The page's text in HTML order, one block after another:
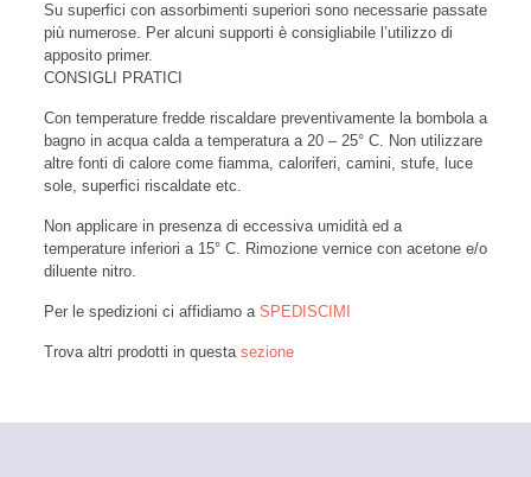
Su superfici con assorbimenti superiori sono necessarie passate
più numerose. Per alcuni supporti è consigliabile l’utilizzo di
apposito primer.
CONSIGLI PRATICI
Con temperature fredde riscaldare preventivamente la bombola a
bagno in acqua calda a temperatura a 20 – 25° C. Non utilizzare
altre fonti di calore come fiamma, caloriferi, camini, stufe, luce
sole, superfici riscaldate etc.
Non applicare in presenza di eccessiva umidità ed a
temperature inferiori a 15° C. Rimozione vernice con acetone e/o
diluente nitro.
Per le spedizioni ci affidiamo a SPEDISCIMI
Trova altri prodotti in questa sezione